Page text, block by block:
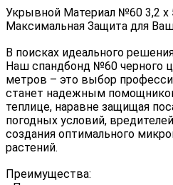
Укрывной Материал №60 3,2 x
Максимальная Защита для
В поисках идеального
Наш спандбонд №60 черного
метров – это выбор
станет надежным
теплице, наравне защищая
погодных условий,
создания оптимального
растений.
Преимущества: